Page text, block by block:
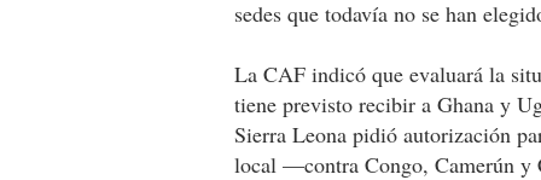
sedes que todavía no se han
La CAF indicó que evaluará la
tiene previsto recibir a Ghana y
Sierra Leona pidió autorización
local —contra Congo, Camerún y